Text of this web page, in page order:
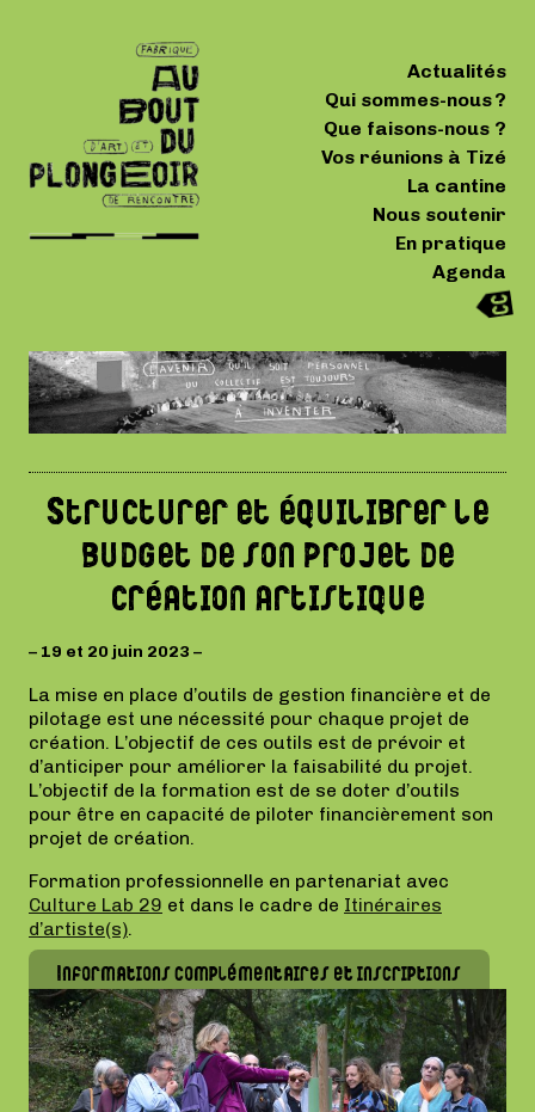
Actualités
Qui sommes-nous ?
Que faisons-nous ?
Vos réunions à Tizé
La cantine
Nous soutenir
En pratique
Agenda
Structurer et équilibrer le
budget de son projet de
création artistique
– 19 et 20 juin 2023 –
La mise en place d’outils de gestion financière et de
pilotage est une nécessité pour chaque projet de
création. L’objectif de ces outils est de prévoir et
d’anticiper pour améliorer la faisabilité du projet.
L’objectif de la formation est de se doter d’outils
pour être en capacité de piloter financièrement son
projet de création.
Formation professionnelle en partenariat avec
Culture Lab 29 et dans le cadre de Itinéraires
d’artiste(s).
Informations complémentaires et inscriptions